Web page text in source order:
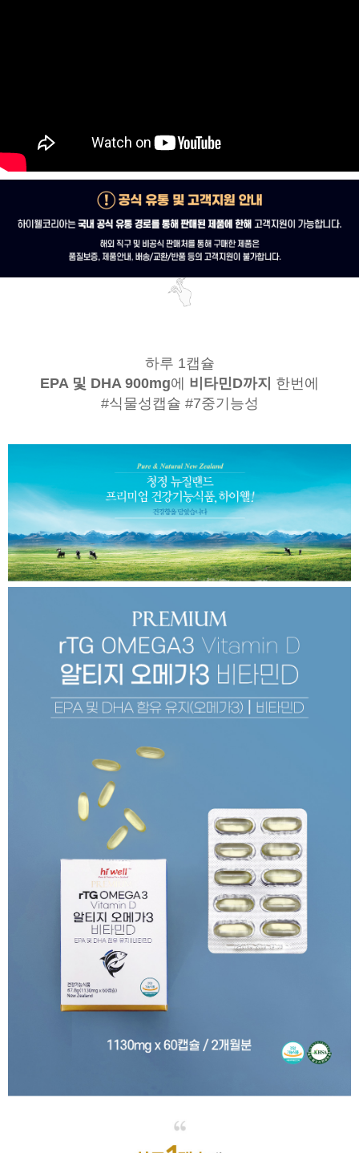
하루 1캡슐
EPA 및 DHA 900mg에 비타민D까지 한번에
#식물성캡슐 #7중기능성